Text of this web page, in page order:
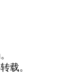
载。